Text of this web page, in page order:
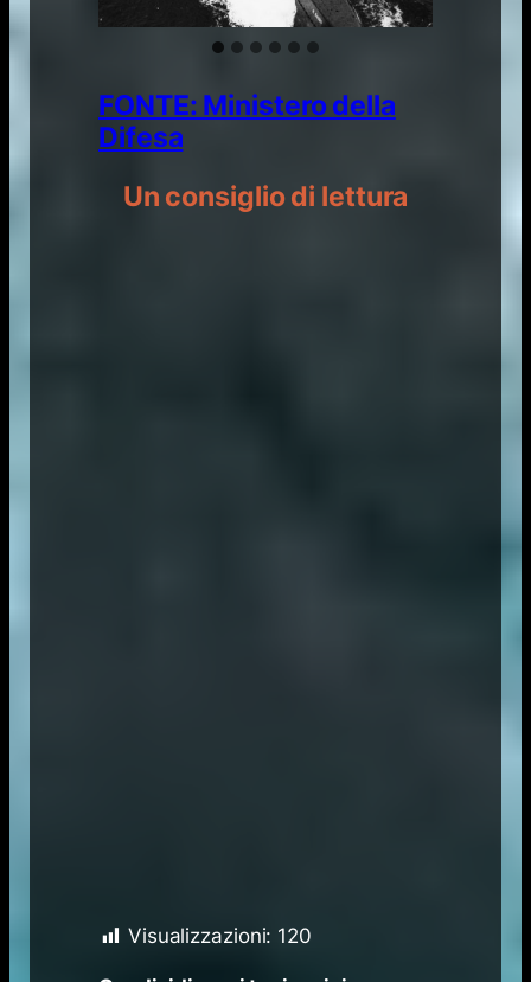
FONTE: Ministero della
Difesa
Un consiglio di lettura
Visualizzazioni: 120